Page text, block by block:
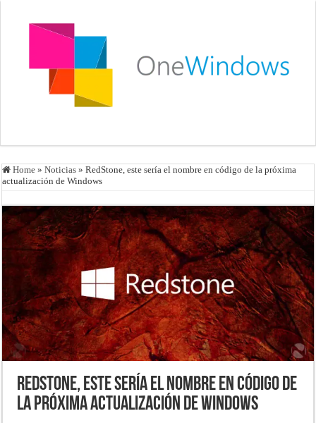
Home » Noticias » RedStone, este sería el nombre en código de la próxima
actualización de Windows
RedStone, este sería el nombre en código de
la próxima actualización de Windows